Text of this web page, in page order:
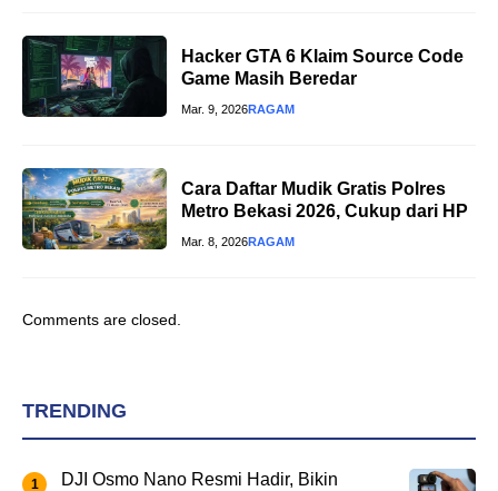
Hacker GTA 6 Klaim Source Code
Game Masih Beredar
Mar. 9, 2026RAGAM
Cara Daftar Mudik Gratis Polres
Metro Bekasi 2026, Cukup dari HP
Mar. 8, 2026RAGAM
Comments are closed.
TRENDING
DJI Osmo Nano Resmi Hadir, Bikin